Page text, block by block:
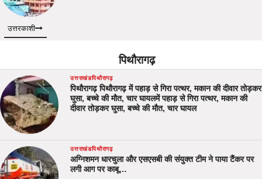
उत्तरकाशी
पिथौरागढ़
उत्तराखंडपिथौरागढ़
पिथौरागढ़ पिथौरागढ़ में पहाड़ से गिरा पत्थर, मकान की दीवार तोड़कर
घुसा, बच्चे की मौत, चार घायलमें पहाड़ से गिरा पत्थर, मकान की
दीवार तोड़कर घुसा, बच्चे की मौत, चार घायल
उत्तराखंडपिथौरागढ़
अग्निशमन धारचुला और एसएसबी की संयुक्त टीम ने पाया टैंकर पर
लगी आग पर काबू…